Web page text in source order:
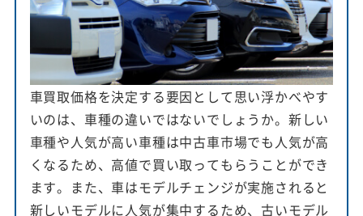
車買取価格を決定する要因として思い浮かべやす
いのは、車種の違いではないでしょうか。新しい
車種や人気が高い車種は中古車市場でも人気が高
くなるため、高値で買い取ってもらうことができ
ます。また、車はモデルチェンジが実施されると
新しいモデルに人気が集中するため、古いモデル